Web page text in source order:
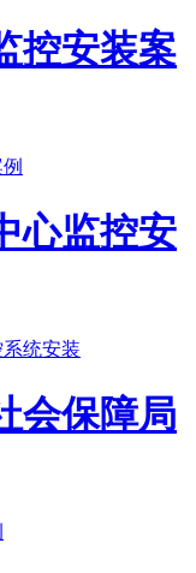
控安装案
心监控安
会保障局